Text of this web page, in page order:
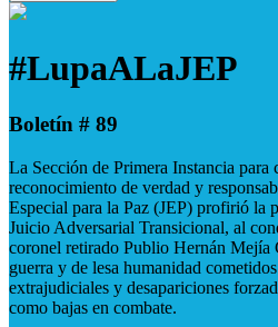
#LupaALaJEP
Boletín # 89
La Sección de Primera Instancia para
reconocimiento de verdad y
Especial para la Paz (JEP) profirió la
Juicio Adversarial Transicional, al
coronel retirado Publio Hernán Mejía
guerra y de lesa humanidad
extrajudiciales y desapariciones
como bajas en combate.